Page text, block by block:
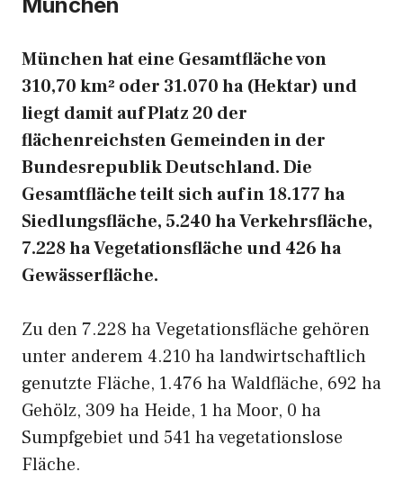
München hat eine Gesamtfläche von
310,70 km² oder 31.070 ha (Hektar) und
liegt damit auf Platz 20 der
flächenreichsten Gemeinden in der
Bundesrepublik Deutschland. Die
Gesamtfläche teilt sich auf in 18.177 ha
Siedlungsfläche, 5.240 ha Verkehrsfläche,
7.228 ha Vegetationsfläche und 426 ha
Gewässerfläche.
Zu den 7.228 ha Vegetationsfläche gehören
unter anderem 4.210 ha landwirtschaftlich
genutzte Fläche, 1.476 ha Waldfläche, 692 ha
Gehölz, 309 ha Heide, 1 ha Moor, 0 ha
Sumpfgebiet und 541 ha vegetationslose
Fläche.